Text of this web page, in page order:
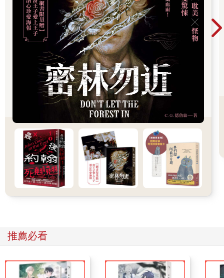
的睿智見解。
這種孤單感持續了一兩天，直到有天早上，一個比我來得還晚的
男子，在路上攔住了我。
「請問該怎麼去西卵村？」他無助地問道。
我為他指路，然後繼續前行，突然便不再感到孤單了。我是嚮
導，是開拓者，一個原始的定居者。他無意間讓我得以在這個社
區感到自在。
於是，在陽光下，大片的新葉茁壯生長，像電影中事物快速生長
的場景，我心中也油然生起一個熟悉的真理，人生會隨著夏天的
到來再次重啟。
一來，有太多的書要讀，另一方面，還有等著我去汲取的清新空
上閃耀著金色光芒，就像剛從印鈔場運出的新錢，彷彿即將揭開
只有邁達斯、摩根和梅塞納斯知道的璀璨祕密。此外我還有意閱
讀許多其他的書籍。大學的時候，我還頗有文學氣息，曾為《耶
魯新聞》撰寫了一年份一本正經、但了無新意的社論。現在，我
將把這些事物重新帶回我的生活中，再次成為「全面發展的
人」，也就是所有專家中最名不符實的那種。「全面發展的人」
子座落在伸展至紐約東邊那細長、喧鬧的島嶼上，除了自然景觀
外，這裡還有兩處形狀特異的土地。離城市二十哩處，地形宛如
一對巨大而對稱的蛋，只有一條小海灣象徵性的隔開來，延伸至
西半球最馴化的鹹水海域「長島海灣」，這個巨大潮濕的穀倉畜
推薦必看